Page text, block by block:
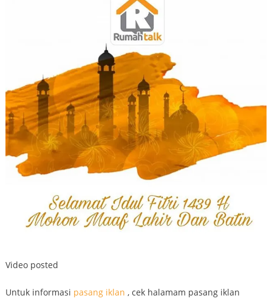
Video posted
Untuk informasi pasang iklan , cek halamam pasang iklan